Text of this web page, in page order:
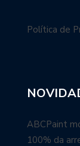
Política de
ABCPaint
100% da